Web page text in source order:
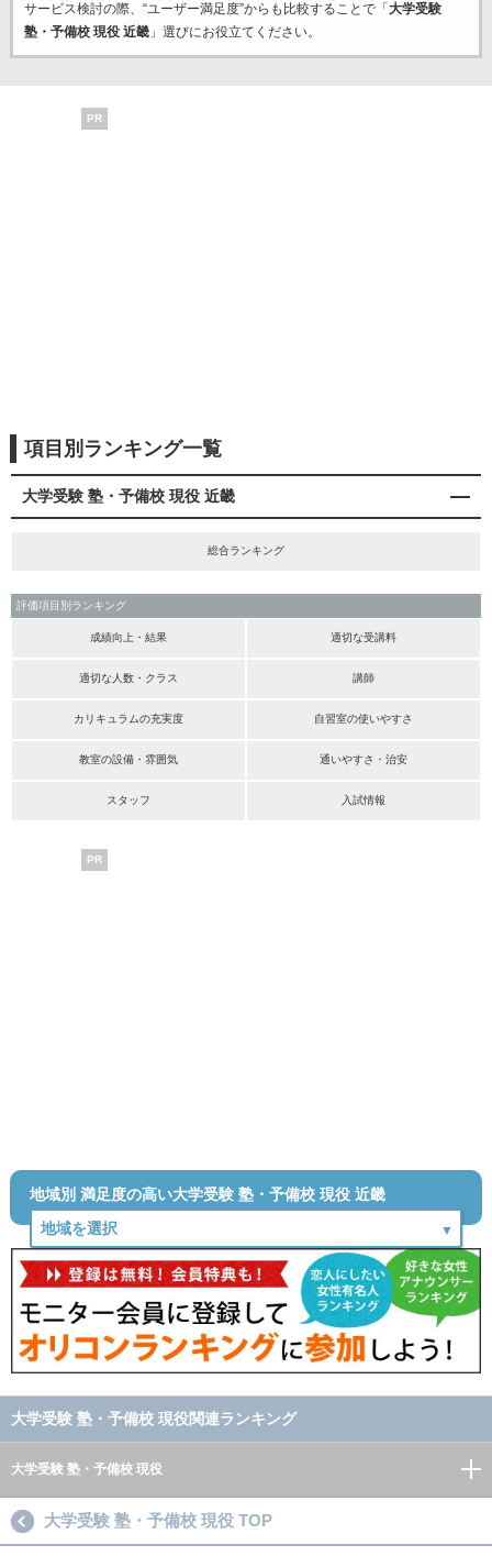
サービス検討の際、“ユーザー満足度”からも比較することで「 大学受験
塾・予備校 現役 近畿」選びにお役立てください。
PR
項目別ランキング一覧
大学受験 塾・予備校 現役 近畿
総合ランキング
評価項目別ランキング
成績向上・結果 適切な受講料
適切な人数・クラス 講師
カリキュラムの充実度 自習室の使いやすさ
教室の設備・雰囲気 通いやすさ・治安
スタッフ 入試情報
PR
地域別 満足度の高い大学受験 塾・予備校 現役 近畿
大学受験 塾・予備校 現役関連ランキング
大学受験 塾・予備校 現役
大学受験 塾・予備校 現役 TOP